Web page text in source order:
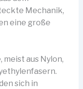
Mechanik,
eine große
meist aus Nylon,
sich in